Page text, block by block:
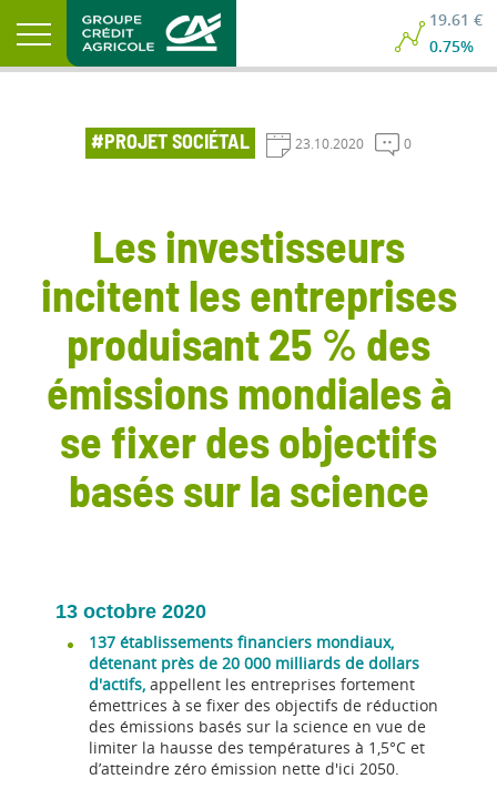
19.61 €
0.75%
#PROJET SOCIÉTAL 23.10.2020 0
Les investisseurs
incitent les entreprises
produisant 25 % des
émissions mondiales à
se fixer des objectifs
basés sur la science
13 octobre 2020
137 établissements financiers mondiaux,
détenant près de 20 000 milliards de dollars
d'actifs, appellent les entreprises fortement
émettrices à se fixer des objectifs de réduction
des émissions basés sur la science en vue de
limiter la hausse des températures à 1,5°C et
d’atteindre zéro émission nette d'ici 2050.